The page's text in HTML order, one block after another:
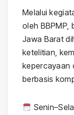
Melalui
oleh BBPMP,
Jawa Barat
ketelitian,
kepercayaan
berbasis